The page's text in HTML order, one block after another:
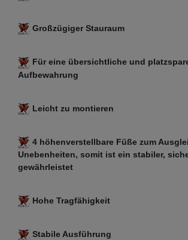
Großzügiger Stauraum
Für eine übersichtliche und
Aufbewahrung
Leicht zu montieren
4 höhenverstellbare Füße zum
Unebenheiten, somit ist ein stabiler,
gewährleistet
Hohe Tragfähigkeit
Stabile Ausführung